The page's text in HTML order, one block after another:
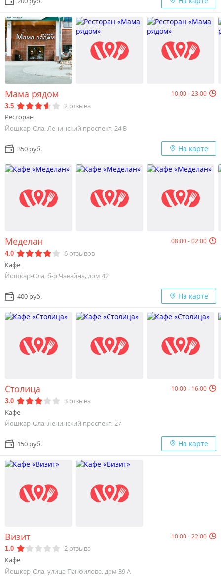
Мама рядом 10:00 - 23:00
3.5 2отзыва
Ресторан
Йошкар-Ола, Ленинский проспект, 24 В
350 руб. На карте
Меделан 08:00 - 02:00
4.0 6отзывов
Кафе
Йошкар-Ола, б-р Чавайна, дом 42
400 руб. На карте
Столица 10:00 - 16:00
3.0 3отзыва
Кафе
Йошкар-Ола, Ленинский проспект, 27
150 руб. На карте
Визит 10:00 - 22:00
1.0 2отзыва
Кафе
Йошкар-Ола, улица Панфилова, дом 39 А